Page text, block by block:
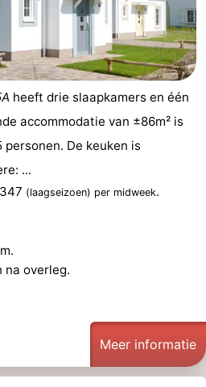
heeft drie slaapkamers en één
accommodatie van ±86m² is
De keuken is
...
(laagseizoen) per midweek.
na overleg.
Meer informatie